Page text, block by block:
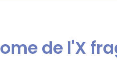
de l'X